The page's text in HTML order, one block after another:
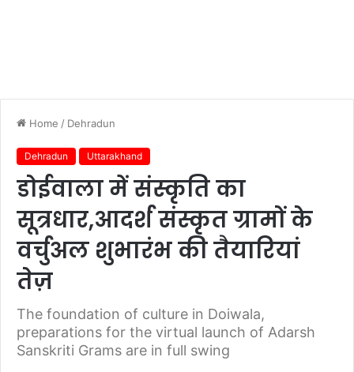
Home / Dehradun
Dehradun Uttarakhand
डोईवाला में संस्कृति का
सूत्रधार,आदर्श संस्कृत ग्रामों के
वर्चुअल शुभारंभ की तैयारियां
तेज़
The foundation of culture in Doiwala,
preparations for the virtual launch of Adarsh ​​
Sanskriti Grams are in full swing